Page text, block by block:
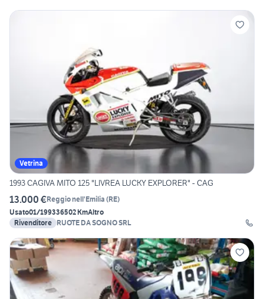
Vetrina
1993 CAGIVA MITO 125 "LIVREA LUCKY EXPLORER" - CAG
13.000 €Reggio nell'Emilia (RE)
Usato01/199336502 KmAltro
Rivenditore RUOTE DA SOGNO SRL